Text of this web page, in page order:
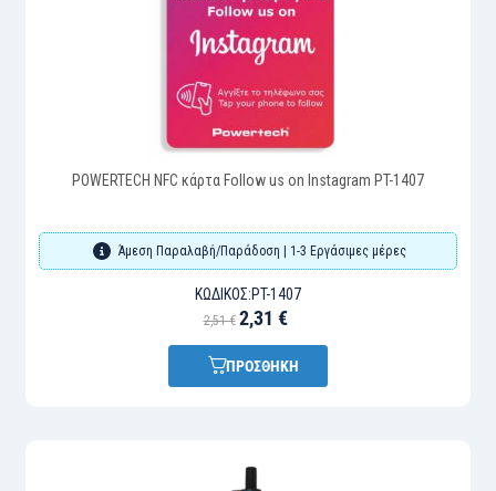
POWERTECH NFC κάρτα Follow us on Instagram PT-1407
Άμεση Παραλαβή/Παράδοση | 1-3 Εργάσιμες μέρες
ΚΩΔΙΚΌΣ:PT-1407
2,51 € 2,31 €
ΠΡΟΣΘΗΚΗ